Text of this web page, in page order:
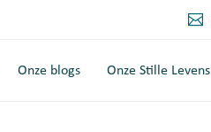
Onze blogs Onze Stille Levens